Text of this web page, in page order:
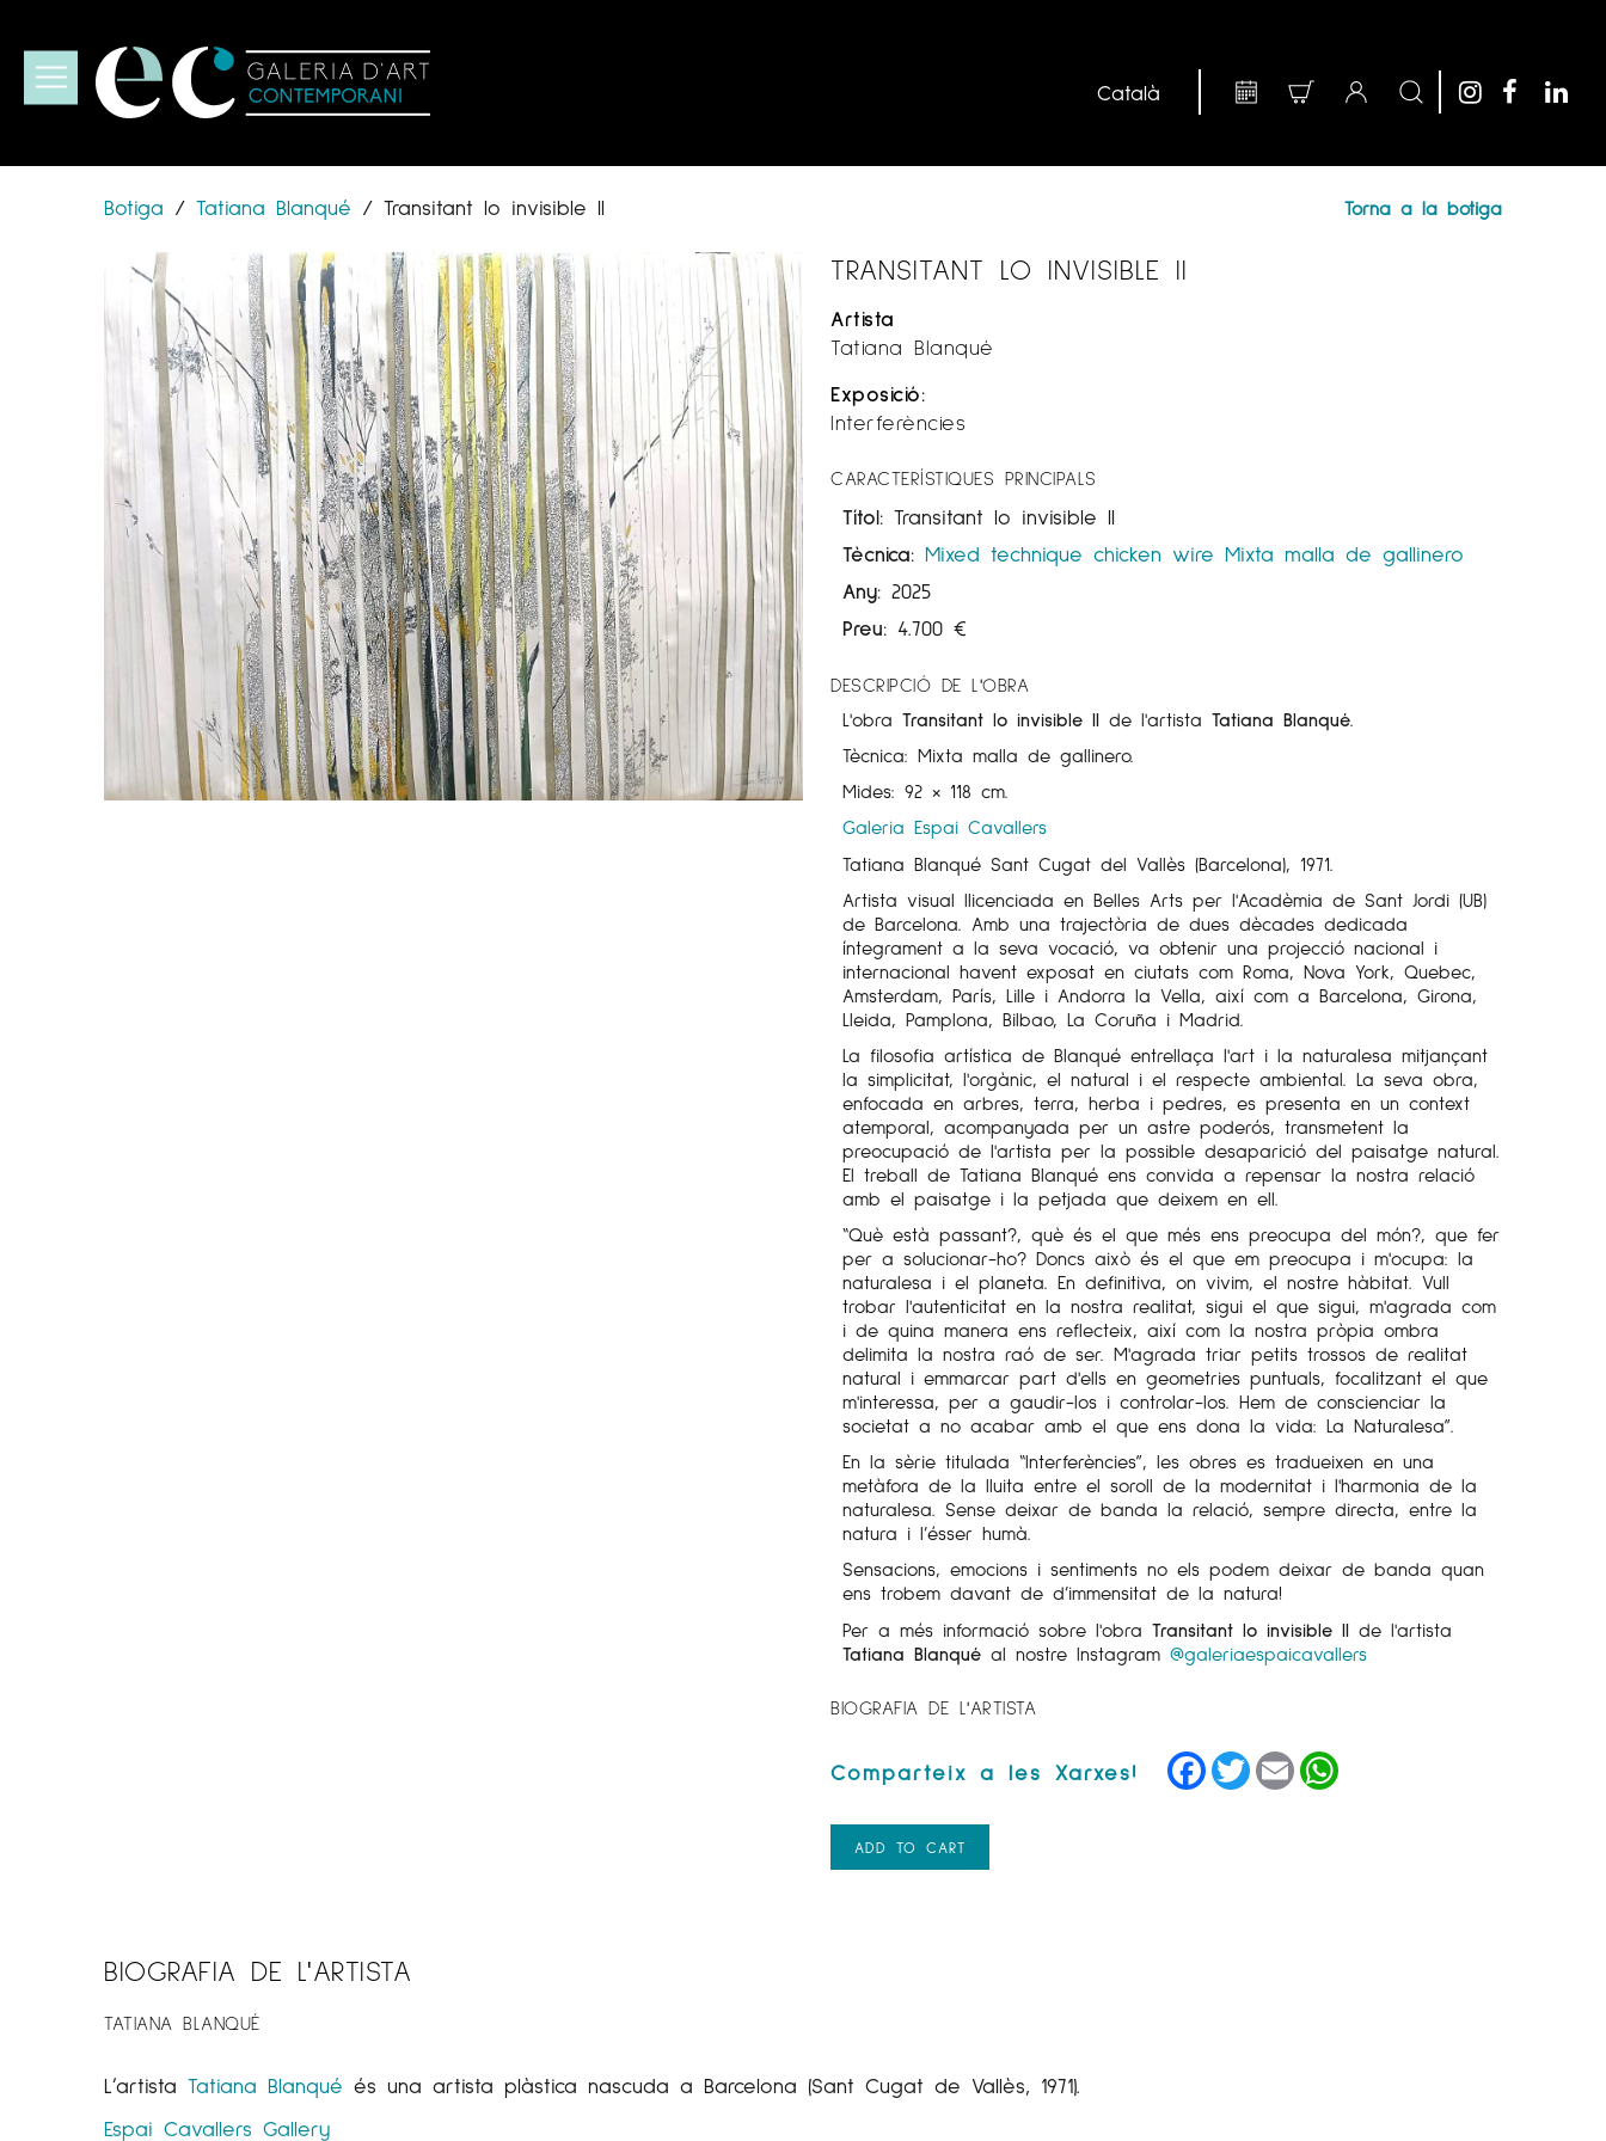
Botiga / Tatiana Blanqué / Transitant lo invisible II Torna a la botiga
TRANSITANT LO INVISIBLE II
Artista
Tatiana Blanqué
Exposició:
Interferències
CARACTERÍSTIQUES PRINCIPALS
Títol: Transitant lo invisible II
Tècnica: Mixed technique chicken wire Mixta malla de gallinero
Any: 2025
Preu: 4.700€
DESCRIPCIÓ DE L'OBRA
L'obraTransitant lo invisible IIde l'artistaTatiana Blanqué.
Tècnica: Mixta malla de gallinero.
Mides: 92 × 118 cm.
Galeria Espai Cavallers
Tatiana Blanqué Sant Cugat del Vallès (Barcelona), 1971.
Artista visual llicenciada en Belles Arts per l'Acadèmia de Sant Jordi (UB)
de Barcelona. Amb una trajectòria de dues dècades dedicada
íntegrament a la seva vocació, va obtenir una projecció nacional i
internacional havent exposat en ciutats com Roma, Nova York, Quebec,
Amsterdam, París, Lille i Andorra la Vella, així com a Barcelona, Girona,
Lleida, Pamplona, Bilbao, La Coruña i Madrid.
La filosofia artística de Blanqué entrellaça l'art i la naturalesa mitjançant
la simplicitat, l'orgànic, el natural i el respecte ambiental. La seva obra,
enfocada en arbres, terra, herba i pedres, es presenta en un context
atemporal, acompanyada per un astre poderós, transmetent la
preocupació de l'artista per la possible desaparició del paisatge natural.
El treball de Tatiana Blanqué ens convida a repensar la nostra relació
amb el paisatge i la petjada que deixem en ell.
“Què està passant?, què és el que més ens preocupa del món?, que fer
per a solucionar-ho? Doncs això és el que em preocupa i m'ocupa: la
naturalesa i el planeta. En definitiva, on vivim, el nostre hàbitat. Vull
trobar l'autenticitat en la nostra realitat, sigui el que sigui, m'agrada com
i de quina manera ens reflecteix, així com la nostra pròpia ombra
delimita la nostra raó de ser. M'agrada triar petits trossos de realitat
natural i emmarcar part d'ells en geometries puntuals, focalitzant el que
m'interessa, per a gaudir-los i controlar-los. Hem de conscienciar la
societat a no acabar amb el que ens dona la vida: La Naturalesa”.
En la sèrie titulada “Interferències”, les obres es tradueixen en una
metàfora de la lluita entre el soroll de la modernitat i l'harmonia de la
naturalesa. Sense deixar de banda la relació, sempre directa, entre la
natura i l’ésser humà.
Sensacions, emocions i sentiments no els podem deixar de banda quan
ens trobem davant de d’immensitat de la natura!
Per a més informació sobre l'obraTransitant lo invisible II de l'artista
Tatiana Blanqué al nostre Instagram@galeriaespaicavallers
BIOGRAFIA DE L'ARTISTA
Facebook
TwitterEmail
ADD TO CART
BIOGRAFIA DE L'ARTISTA
TATIANA BLANQUÉ
L’artista Tatiana Blanqué és una artista plàstica nascuda a Barcelona (Sant Cugat de Vallès, 1971).
Espai Cavallers Gallery